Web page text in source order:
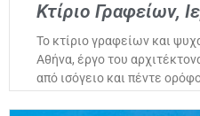
Κτίριο Γραφείων,
Το κτίριο γραφείων και
Αθήνα, έργο του
από ισόγειο και πέντε